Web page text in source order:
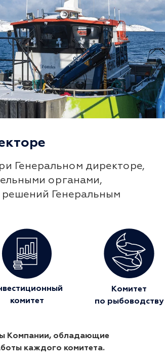
Генеральном директоре,
органами,
Генеральным
комитет
Комитет
по рыбоводству
Компании, обладающие
каждого комитета.